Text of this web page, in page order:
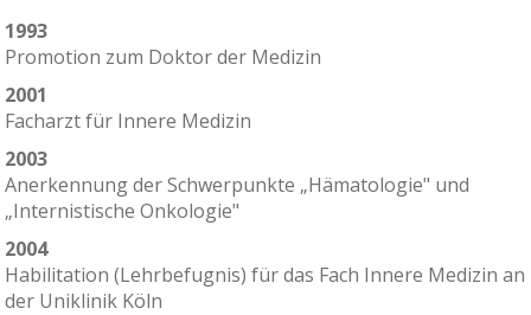
1993
Promotion zum Doktor der Medizin
2001
Facharzt für Innere Medizin
2003
Anerkennung der Schwerpunkte „Hämatologie" und
„Internistische Onkologie"
2004
Habilitation (Lehrbefugnis) für das Fach Innere Medizin an
der Uniklinik Köln